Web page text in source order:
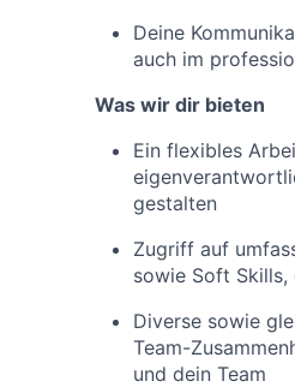
Deine
auch im
Was wir dir bieten
Ein flexibles
gestalten
Zugriff auf
sowie Soft
Diverse sowie
Team-
und dein Team